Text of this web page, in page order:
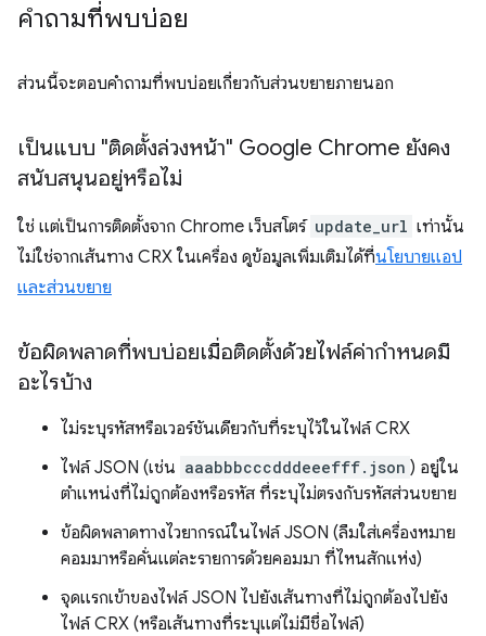
คำถามที่พบบ่อย
ส่วนนี้จะตอบคำถามที่พบบ่อยเกี่ยวกับส่วนขยายภายนอก
เป็นแบบ "ติดตั้งล่วงหน้า" Google Chrome ยังคง
สนับสนุนอยู่หรือไม่
ใช่ แต่เป็นการติดตั้งจาก Chrome เว็บสโตร์ update_url เท่านั้น
ไม่ใช่จากเส้นทาง CRX ในเครื่อง ดูข้อมูลเพิ่มเติมได้ที่นโยบายแอป
และส่วนขยาย
ข้อผิดพลาดที่พบบ่อยเมื่อติดตั้งด้วยไฟล์ค่ากำหนดมี
อะไรบ้าง
ไม่ระบุรหัสหรือเวอร์ชันเดียวกับที่ระบุไว้ในไฟล์ CRX
ไฟล์ JSON (เช่น aaabbbcccdddeeefff.json ) อยู่ใน
ตำแหน่งที่ไม่ถูกต้องหรือรหัส ที่ระบุไม่ตรงกับรหัสส่วนขยาย
ข้อผิดพลาดทางไวยากรณ์ในไฟล์ JSON (ลืมใส่เครื่องหมาย
คอมมาหรือคั่นแต่ละรายการด้วยคอมมา ที่ไหนสักแห่ง)
จุดแรกเข้าของไฟล์ JSON ไปยังเส้นทางที่ไม่ถูกต้องไปยัง
ไฟล์ CRX (หรือเส้นทางที่ระบุแต่ไม่มีชื่อไฟล์)